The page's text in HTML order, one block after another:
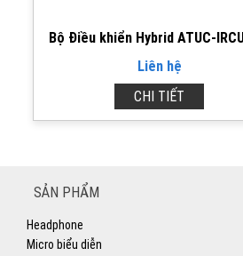
Bộ Điều khiển Hybrid ATUC-
Liên hệ
CHI TIẾT
SẢN PHẨM
Headphone
Micro biểu diễn